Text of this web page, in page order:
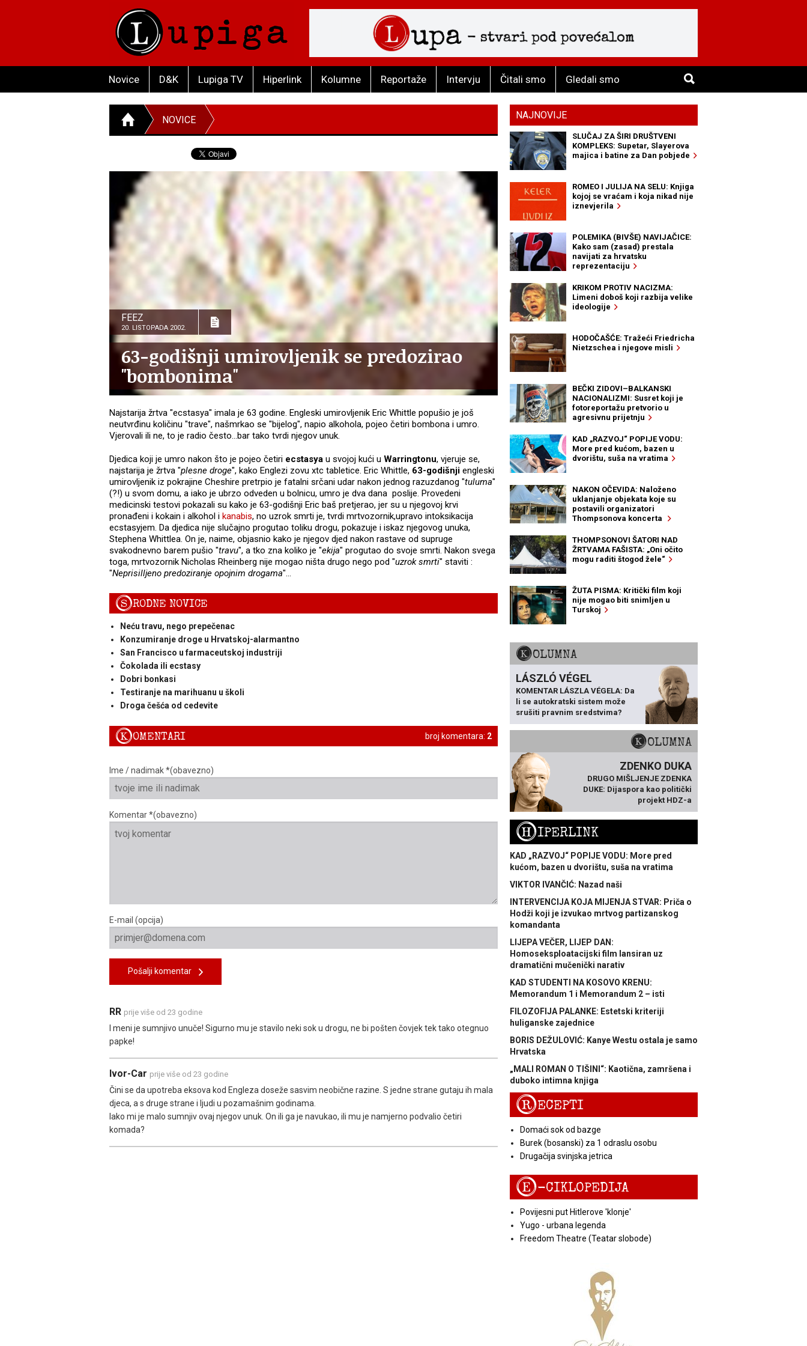
Novice D&K Lupiga TV Hiperlink Kolumne Reportaže Intervju Čitali smo Gledali smo
NOVICE
FEEZ
20. LISTOPADA 2002.
63-godišnji umirovljenik se predozirao
"bombonima"
Najstarija žrtva "ecstasya" imala je 63 godine. Engleski umirovljenik Eric Whittle popušio je još
neutvrđinu količinu "trave", našmrkao se "bijelog", napio alkohola, pojeo četiri bombona i umro.
Vjerovali ili ne, to je radio često...bar tako tvrdi njegov unuk.
Djedica koji je umro nakon što je pojeo četiri ecstasya u svojoj kući u Warringtonu, vjeruje se,
najstarija je žrtva "plesne droge", kako Englezi zovu xtc tabletice. Eric Whittle, 63-godišnji engleski
umirovljenik iz pokrajine Cheshire pretrpio je fatalni srčani udar nakon jednog razuzdanog "tuluma"
(?!) u svom domu, a iako je ubrzo odveden u bolnicu, umro je dva dana poslije. Provedeni
medicinski testovi pokazali su kako je 63-godišnji Eric baš pretjerao, jer su u njegovoj krvi
pronađeni i kokain i alkohol i kanabis, no uzrok smrti je, tvrdi mrtvozornik,upravo intoksikacija
ecstasyjem. Da djedica nije slučajno progutao toliku drogu, pokazuje i iskaz njegovog unuka,
Stephena Whittlea. On je, naime, objasnio kako je njegov djed nakon rastave od supruge
svakodnevno barem pušio "travu", a tko zna koliko je "ekija" progutao do svoje smrti. Nakon svega
toga, mrtvozornik Nicholas Rheinberg nije mogao ništa drugo nego pod "uzrok smrti" staviti :
"Neprisilljeno predoziranje opojnim drogama"...
SRODNE NOVICE
Neću travu, nego prepečenac
Konzumiranje droge u Hrvatskoj-alarmantno
San Francisco u farmaceutskoj industriji
Čokolada ili ecstasy
Dobri bonkasi
Testiranje na marihuanu u školi
Droga češća od cedevite
broj komentara: 2
KOMENTARI
Ime / nadimak *(obavezno)
Komentar *(obavezno)
E-mail (opcija)
Pošalji komentar
RR prije više od 23 godine
I meni je sumnjivo unuče! Sigurno mu je stavilo neki sok u drogu, ne bi pošten čovjek tek tako otegnuo
papke!
Ivor-Car prije više od 23 godine
Čini se da upotreba eksova kod Engleza doseže sasvim neobične razine. S jedne strane gutaju ih mala
djeca, a s druge strane i ljudi u pozamašnim godinama.
Iako mi je malo sumnjiv ovaj njegov unuk. On ili ga je navukao, ili mu je namjerno podvalio četiri
komada?
NAJNOVIJE
SLUČAJ ZA ŠIRI DRUŠTVENI
KOMPLEKS: Supetar, Slayerova
majica i batine za Dan pobjede
ROMEO I JULIJA NA SELU: Knjiga
kojoj se vraćam i koja nikad nije
iznevjerila
POLEMIKA (BIVŠE) NAVIJAČICE:
Kako sam (zasad) prestala
navijati za hrvatsku
reprezentaciju
KRIKOM PROTIV NACIZMA:
Limeni doboš koji razbija velike
ideologije
HODOČAŠĆE: Tražeći Friedricha
Nietzschea i njegove misli
BEČKI ZIDOVI–BALKANSKI
NACIONALIZMI: Susret koji je
fotoreportažu pretvorio u
agresivnu prijetnju
KAD „RAZVOJ“ POPIJE VODU:
More pred kućom, bazen u
dvorištu, suša na vratima
NAKON OČEVIDA: Naloženo
uklanjanje objekata koje su
postavili organizatori
Thompsonova koncerta
THOMPSONOVI ŠATORI NAD
ŽRTVAMA FAŠISTA: „Oni očito
mogu raditi štogod žele“
ŽUTA PISMA: Kritički film koji
nije mogao biti snimljen u
Turskoj
KOLUMNA
LÁSZLÓ VÉGEL
KOMENTAR LÁSZLA VÉGELA: Da
li se autokratski sistem može
srušiti pravnim sredstvima?
KOLUMNA
ZDENKO DUKA
DRUGO MIŠLJENJE ZDENKA
DUKE: Dijaspora kao politički
projekt HDZ-a
HIPERLINK
KAD „RAZVOJ“ POPIJE VODU: More pred
kućom, bazen u dvorištu, suša na vratima
VIKTOR IVANČIĆ: Nazad naši
INTERVENCIJA KOJA MIJENJA STVAR: Priča o
Hodži koji je izvukao mrtvog partizanskog
komandanta
LIJEPA VEČER, LIJEP DAN:
Homoseksploatacijski film lansiran uz
dramatični mučenički narativ
KAD STUDENTI NA KOSOVO KRENU:
Memorandum 1 i Memorandum 2 – isti
FILOZOFIJA PALANKE: Estetski kriteriji
huliganske zajednice
BORIS DEŽULOVIĆ: Kanye Westu ostala je samo
Hrvatska
„MALI ROMAN O TIŠINI“: Kaotična, zamršena i
duboko intimna knjiga
RECEPTI
Domaći sok od bazge
Burek (bosanski) za 1 odraslu osobu
Drugačija svinjska jetrica
E-CIKLOPEDIJA
Povijesni put Hitlerove 'klonje'
Yugo - urbana legenda
Freedom Theatre (Teatar slobode)